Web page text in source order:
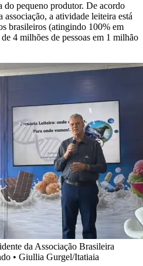
do pequeno produtor. De acordo
associação, a atividade leiteira está
brasileiros (atingindo 100% em
4 milhões de pessoas em 1 milhão
da Associação Brasileira
• Giullia Gurgel/Itatiaia